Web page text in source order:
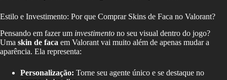
Estilo e Investimento: Por que Comprar Skins de Faca no Valorant?
Pensando em fazer um investimento no seu visual dentro do jogo?
Uma skin de faca em Valorant vai muito além de apenas mudar a
aparência. Ela representa:
Personalização: Torne seu agente único e se destaque no